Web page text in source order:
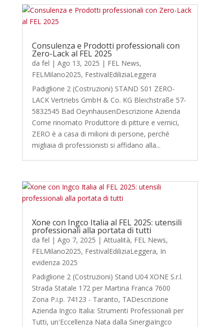
Consulenza e Prodotti professionali con
Zero-Lack al FEL 2025
da fel | Ago 13, 2025 | FEL News,
FELMilano2025, FestivalEdiliziaLeggera
Padiglione 2 (Costruzioni) STAND S01 ZERO-
LACK Vertriebs GmbH & Co. KG Bleichstraße 57-
5832545 Bad OeynhausenDescrizione Azienda
Come rinomato Produttore di pitture e vernici,
ZERO è a casa di milioni di persone, perché
migliaia di professionisti si affidano alla...
Xone con Ingco Italia al FEL 2025: utensili
professionali alla portata di tutti
da fel | Ago 7, 2025 | Attualità, FEL News,
FELMilano2025, FestivalEdiliziaLeggera, In
evidenza 2025
Padiglione 2 (Costruzioni) Stand U04 XONE S.r.l.
Strada Statale 172 per Martina Franca 7600
Zona P.i.p. 74123 - Taranto, TADescrizione
Azienda Ingco Italia: Strumenti Professionali per
Tutti, un'Eccellenza Nata dalla SinergiaIngco